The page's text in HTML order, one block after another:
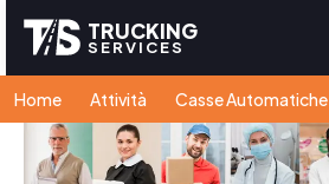
TRUCKING
SERVICES
Home Attività Casse Automatiche